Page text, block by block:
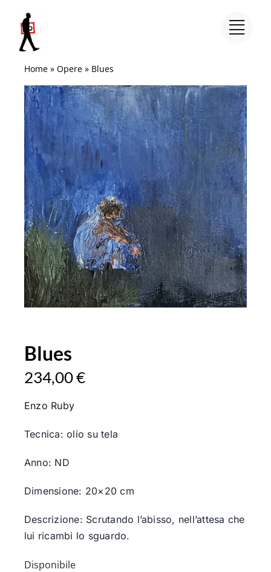
contenuto
Home» Opere» Blues
Blues
234,00€
Enzo Ruby
Tecnica: olio su tela
Anno: ND
Dimensione: 20×20 cm
Descrizione: Scrutando l’abisso, nell’attesa che
lui ricambi lo sguardo.
Disponibile